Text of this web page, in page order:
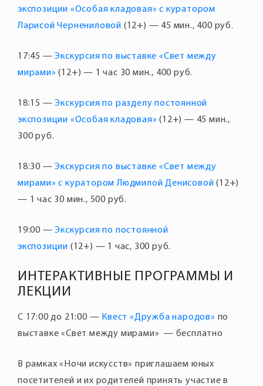
экспозиции «Особая кладовая» с куратором
Ларисой Чернениловой (12+) — 45 мин., 400 руб.
17:45 —Экскурсия по выставке «Свет между
мирами» (12+) — 1 час 30 мин., 400 руб.
18:15 —Экскурсия по разделу постоянной
экспозиции «Особая кладовая» (12+) — 45 мин.,
300 руб.
18:30 —Экскурсия по выставке «Свет между
мирами» с куратором Людмилой Денисовой (12+)
— 1 час 30 мин., 500 руб.
19:00 —Экскурсия по постоянной
экспозиции (12+) — 1 час, 300 руб.
ИНТЕРАКТИВНЫЕ ПРОГРАММЫ И
ЛЕКЦИИ
С 17:00 до 21:00 — Квест «Дружба народов» по
выставке «Свет между мирами» — бесплатно
В рамках «Ночи искусств» приглашаем юных
посетителей и их родителей принять участие в